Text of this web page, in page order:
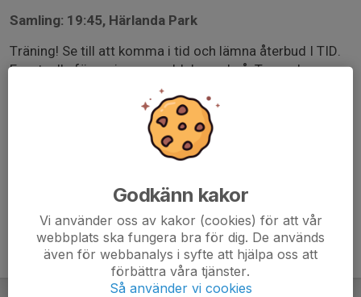
Samling: 19:45, Härlanda Park
Träning! Se till att komma i tid och lämna återbud I TID.
Eventuella förseningar meddelas också. Ta med er
något att äta efter träningen, macka? Frukt?
Qvidingskläder på. OBS glöm ej egen vattenflaska och
Godkänn kakor
Vi använder oss av kakor (cookies) för att vår
webbplats ska fungera bra för dig. De används
även för webbanalys i syfte att hjälpa oss att
förbättra våra tjänster.
Så använder vi cookies